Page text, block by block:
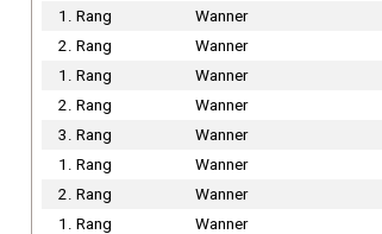
1. Rang Wanner
2. Rang
Wanner
1. Rang
Wanner
2. Rang
Wanner
3. Rang
Wanner
1. Rang
Wanner
2. Rang
Wanner
1. Rang
Wanner